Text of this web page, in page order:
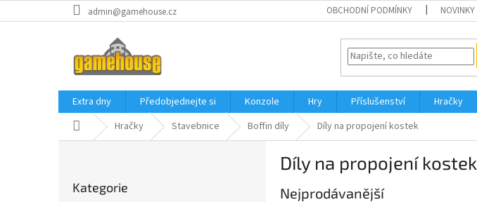
na
admin@gamehouse.cz OBCHODNÍ PODMÍNKY NOVINKY
Extra dny Předobjednejte si Konzole Hry Příslušenství Hračky
Domů Hračky Stavebnice Boffin díly Díly na propojení kostek
kategorie
Kategorie
Díly na propojení kostek
Nejprodávanější